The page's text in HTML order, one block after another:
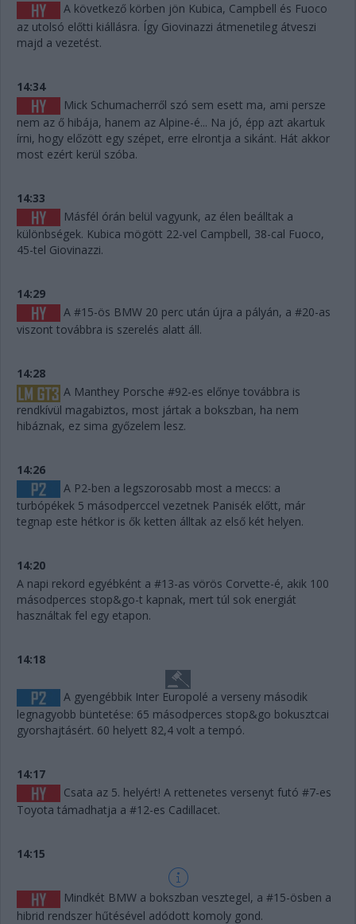
A következő körben jön Kubica, Campbell és Fuoco
az utolsó előtti kiállásra. Így Giovinazzi átmenetileg átveszi
majd a vezetést.
14:34
Mick Schumacherről szó sem esett ma, ami persze
nem az ő hibája, hanem az Alpine-é... Na jó, épp azt akartuk
írni, hogy előzött egy szépet, erre elrontja a sikánt. Hát akkor
most ezért kerül szóba.
14:33
Másfél órán belül vagyunk, az élen beálltak a
különbségek. Kubica mögött 22-vel Campbell, 38-cal Fuoco,
45-tel Giovinazzi.
14:29
A #15-ös BMW 20 perc után újra a pályán, a #20-as
viszont továbbra is szerelés alatt áll.
14:28
A Manthey Porsche #92-es előnye továbbra is
rendkívül magabiztos, most jártak a bokszban, ha nem
hibáznak, ez sima győzelem lesz.
14:26
A P2-ben a legszorosabb most a meccs: a
turbópékek 5 másodperccel vezetnek Panisék előtt, már
tegnap este hétkor is ők ketten álltak az első két helyen.
14:20
A napi rekord egyébként a #13-as vörös Corvette-é, akik 100
másodperces stop&go-t kapnak, mert túl sok energiát
használtak fel egy etapon.
14:18
A gyengébbik Inter Europolé a verseny második
legnagyobb büntetése: 65 másodperces stop&go bokusztcai
gyorshajtásért. 60 helyett 82,4 volt a tempó.
14:17
Csata az 5. helyért! A rettenetes versenyt futó #7-es
Toyota támadhatja a #12-es Cadillacet.
14:15
Mindkét BMW a bokszban vesztegel, a #15-ösben a
hibrid rendszer hűtésével adódott komoly gond.